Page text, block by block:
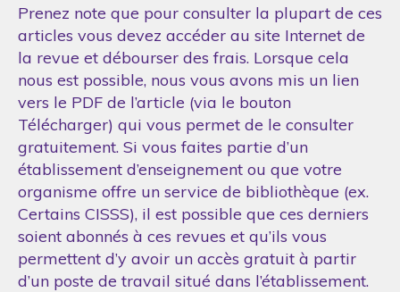
Prenez note que pour consulter la plupart de ces
articles vous devez accéder au site Internet de
la revue et débourser des frais. Lorsque cela
nous est possible, nous vous avons mis un lien
vers le PDF de l’article (via le bouton
Télécharger) qui vous permet de le consulter
gratuitement. Si vous faites partie d’un
établissement d’enseignement ou que votre
organisme offre un service de bibliothèque (ex.
Certains CISSS), il est possible que ces derniers
soient abonnés à ces revues et qu’ils vous
permettent d’y avoir un accès gratuit à partir
d’un poste de travail situé dans l’établissement.